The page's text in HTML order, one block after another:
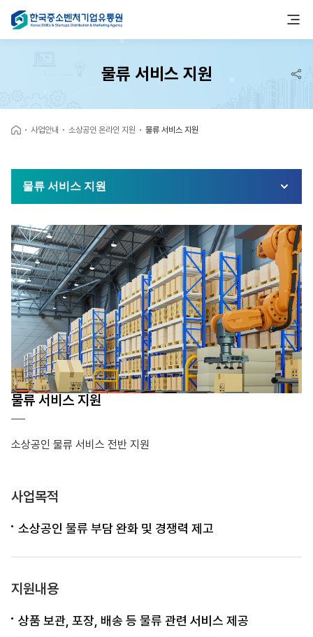
물류 서비스 지원
사업안내 소상공인 온라인 지원 물류 서비스 지원
물류 서비스 지원
물류 서비스 지원
소상공인 물류 서비스 전반 지원
사업목적
소상공인 물류 부담 완화 및 경쟁력 제고
지원내용
상품 보관, 포장, 배송 등 물류 관련 서비스 제공